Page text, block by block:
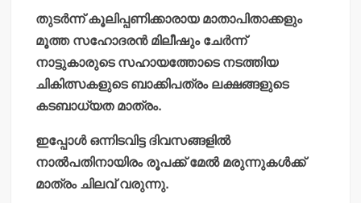
തുടര്‍ന്ന് കൂലിപ്പണിക്കാരായ മാതാപിതാക്കളും
മൂത്ത സഹോദരന്‍ മിലീഷും ചേര്‍ന്ന്
നാട്ടുകാരുടെ സഹായത്തോടെ നടത്തിയ
ചികിത്സകളുടെ ബാക്കിപത്രം ലക്ഷങ്ങളുടെ
കടബാധ്യത മാത്രം.
ഇപ്പോള്‍ ഒന്നിടവിട്ട ദിവസങ്ങളില്‍
നാല്‍പതിനായിരം രൂപക്ക് മേല്‍ മരുന്നുകള്‍ക്ക്
മാത്രം ചിലവ് വരുന്നു.